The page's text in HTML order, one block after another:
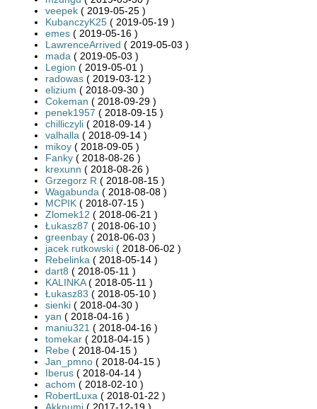
veepek ( 2019-05-25 )
KubanczyK25 ( 2019-05-19 )
emes ( 2019-05-16 )
LawrenceArrived ( 2019-05-03 )
mada ( 2019-05-03 )
Legion ( 2019-05-01 )
radowas ( 2019-03-12 )
elizium ( 2018-09-30 )
Cokeman ( 2018-09-29 )
penek1957 ( 2018-09-15 )
chilliczyli ( 2018-09-14 )
valhalla ( 2018-09-14 )
mikoy ( 2018-09-05 )
Fanky ( 2018-08-26 )
krexunn ( 2018-08-26 )
Grzegorz R ( 2018-08-15 )
Wagabunda ( 2018-08-08 )
MCPIK ( 2018-07-15 )
Zlomek12 ( 2018-06-21 )
Łukasz87 ( 2018-06-10 )
greenbay ( 2018-06-03 )
jacek rutkowski ( 2018-06-02 )
Rebelinka ( 2018-05-14 )
dart8 ( 2018-05-11 )
KALINKA( 2018-05-11 )
Łukasz83 ( 2018-05-10 )
sienki ( 2018-04-30 )
yan ( 2018-04-16 )
maniu321 ( 2018-04-16 )
tomekar ( 2018-04-15 )
Rebe ( 2018-04-15 )
Jan_pmno ( 2018-04-15 )
Iberus ( 2018-04-14 )
achom ( 2018-02-10 )
RobertLuxa ( 2018-01-22 )
Akknumi ( 2017-12-19 )